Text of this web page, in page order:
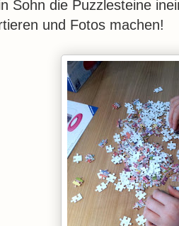
Sohn die Puzzlesteine
und Fotos machen!